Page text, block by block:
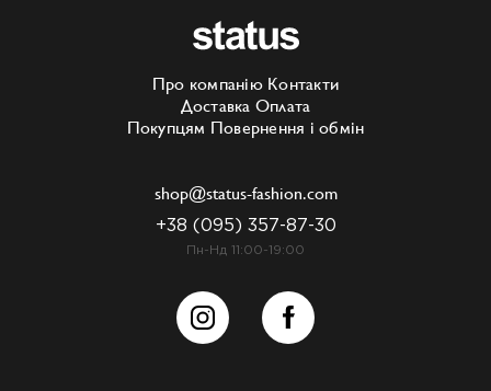
Про компанію Контакти
Доставка Оплата
Покупцям Повернення і обмін
shop@status-fashion.com
+38 (095) 357-87-30
Пн-Нд 11:00-19:00